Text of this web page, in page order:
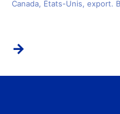
Canada, États-Unis, export.
→